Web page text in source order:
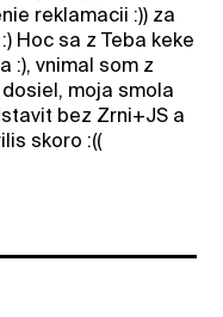
reklamacii :)) za
Hoc sa z Teba keke
:), vnimal som z
moja smola
bez Zrni+JS a
skoro :((